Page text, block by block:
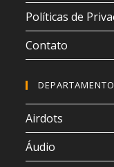
Políticas de
Contato
Airdots
Áudio